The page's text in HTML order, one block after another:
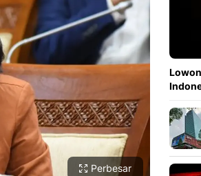
Perbesar